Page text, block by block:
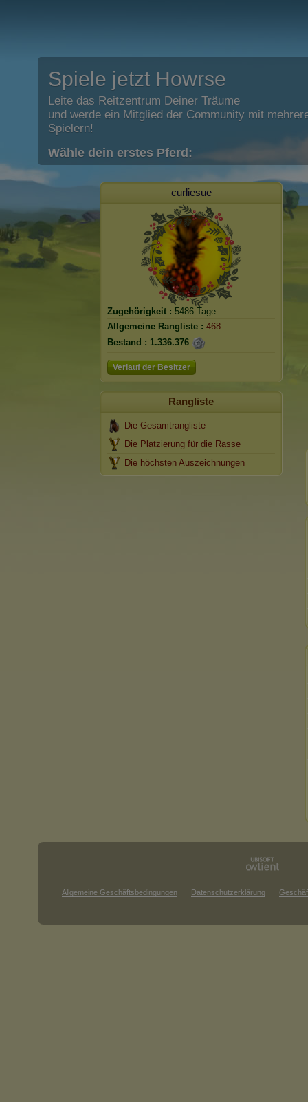
Spiele jetzt Howrse
Leite das Reitzentrum Deiner Träume
und werde ein Mitglied der Community mit
Spielern!
Wähle dein erstes Pferd:
curliesue
Zugehörigkeit : 5486 Tage
Allgemeine Rangliste : 468.
Bestand : 1.336.376
Verlauf der Besitzer
Rangliste
Die Gesamtrangliste
Die Platzierung für die Rasse
Die höchsten Auszeichnungen
Allgemeine Geschäftsbedingungen Datenschutzerklärung